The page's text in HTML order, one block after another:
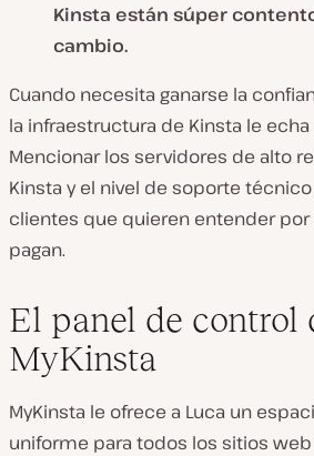
Kinsta están súper
cambio.
Cuando necesita ganarse la
la infraestructura de Kinsta le echa
Mencionar los servidores de alto
Kinsta y el nivel de soporte
clientes que quieren entender por
pagan.
El panel de control
MyKinsta
MyKinsta le ofrece a Luca un
uniforme para todos los sitios